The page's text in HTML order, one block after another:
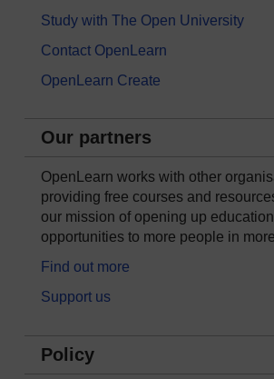
Study with The Open University
Contact OpenLearn
OpenLearn Create
Our partners
OpenLearn works with other
providing free courses and
our mission of opening up
opportunities to more people in
Find out more
Support us
Policy